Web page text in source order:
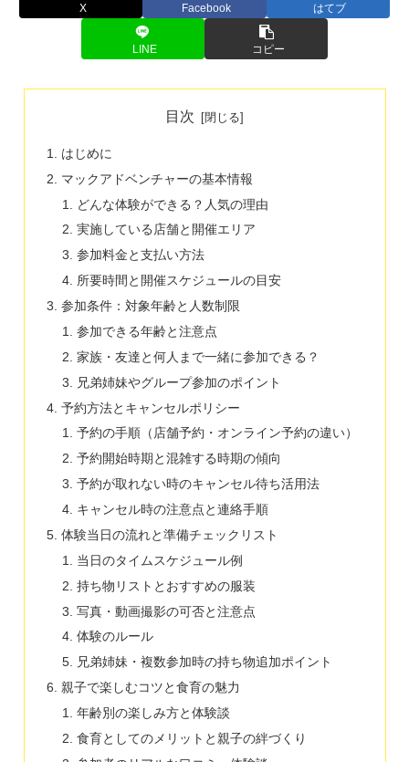
X Facebook はてブ
LINE コピー
目次
はじめに
マックアドベンチャーの基本情報
どんな体験ができる？人気の理由
実施している店舗と開催エリア
参加料金と支払い方法
所要時間と開催スケジュールの目安
参加条件：対象年齢と人数制限
参加できる年齢と注意点
家族・友達と何人まで一緒に参加できる？
兄弟姉妹やグループ参加のポイント
予約方法とキャンセルポリシー
予約の手順（店舗予約・オンライン予約の違い）
予約開始時期と混雑する時期の傾向
予約が取れない時のキャンセル待ち活用法
キャンセル時の注意点と連絡手順
体験当日の流れと準備チェックリスト
当日のタイムスケジュール例
持ち物リストとおすすめの服装
写真・動画撮影の可否と注意点
体験のルール
兄弟姉妹・複数参加時の持ち物追加ポイント
親子で楽しむコツと食育の魅力
年齢別の楽しみ方と体験談
食育としてのメリットと親子の絆づくり